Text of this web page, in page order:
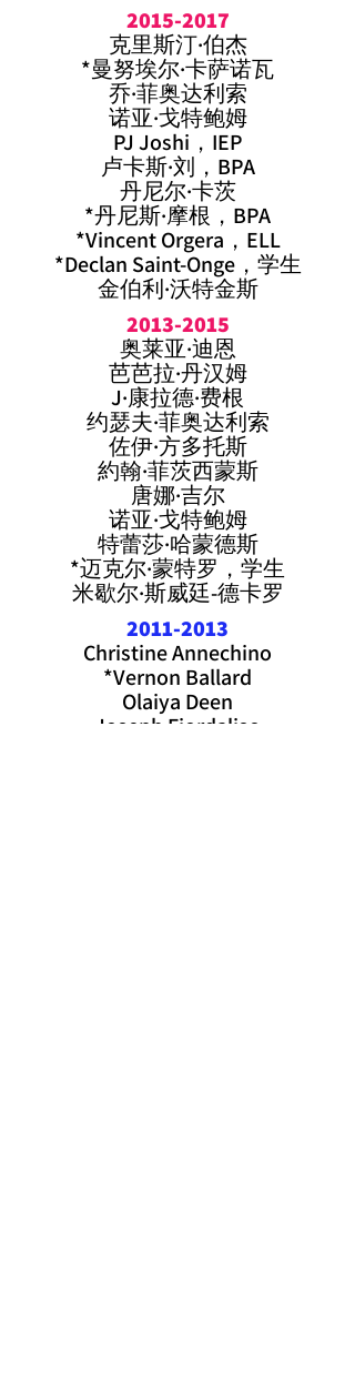
2015-2017
克里斯汀·伯杰
*曼努埃尔·卡萨诺瓦
乔·菲奥达利索
诺亚·戈特鲍姆
PJ Joshi，IEP
卢卡斯·刘，BPA
丹尼尔·卡茨
*丹尼斯·摩根，BPA
*Vincent Orgera，ELL
*Declan Saint-Onge，学生
金伯利·沃特金斯
2013-2015
奥莱亚·迪恩
芭芭拉·丹汉姆
J·康拉德·费根
约瑟夫·菲奥达利索
佐伊·方多托斯
約翰·菲茨西蒙斯
唐娜·吉尔
诺亚·戈特鲍姆
特蕾莎·哈蒙德斯
*迈克尔·蒙特罗，学生
米歇尔·斯威廷-德卡罗
2011-2013
Christine Annechino
*Vernon Ballard
Olaiya Deen
Joseph Fiordaliso